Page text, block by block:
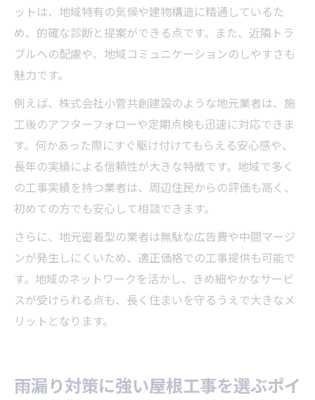
ットは、地域特有の気候や建物構造に精通しているた
め、的確な診断と提案ができる点です。また、近隣トラ
ブルへの配慮や、地域コミュニケーションのしやすさも
魅力です。
例えば、株式会社小菅共創建設のような地元業者は、施
工後のアフターフォローや定期点検も迅速に対応できま
す。何かあった際にすぐ駆け付けてもらえる安心感や、
長年の実績による信頼性が大きな特徴です。地域で多く
の工事実績を持つ業者は、周辺住民からの評価も高く、
初めての方でも安心して相談できます。
さらに、地元密着型の業者は無駄な広告費や中間マージ
ンが発生しにくいため、適正価格での工事提供も可能で
す。地域のネットワークを活かし、きめ細やかなサービ
スが受けられる点も、長く住まいを守るうえで大きなメ
リットとなります。
雨漏り対策に強い屋根工事を選ぶポイ